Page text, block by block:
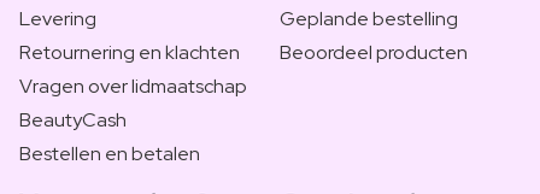
Levering
Retournering en klachten
Vragen over lidmaatschap
BeautyCash
Bestellen en betalen
Geplande bestelling
Beoordeel producten